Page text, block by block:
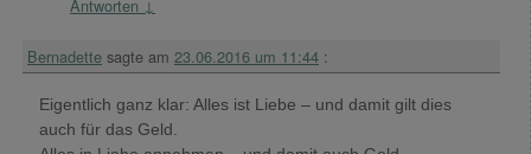
Antworten ↓
Bernadette sagte am 23.06.2016 um 11:44 :
Eigentlich ganz klar: Alles ist Liebe – und damit gilt dies
auch für das Geld.